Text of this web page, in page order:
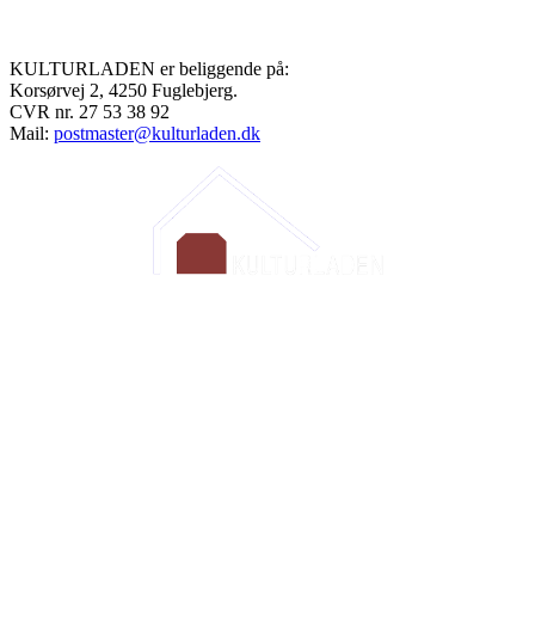
KULTURLADEN er beliggende på:
Korsørvej 2, 4250 Fuglebjerg.
CVR nr. 27 53 38 92
Mail: postmaster@kulturladen.dk